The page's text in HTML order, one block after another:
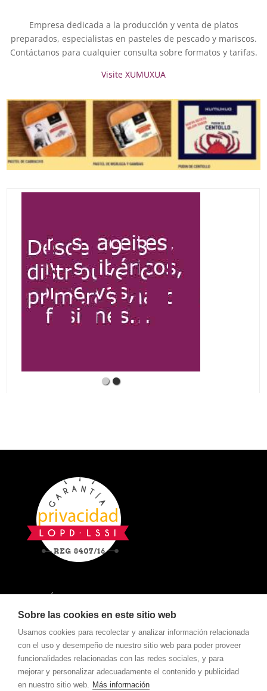
Empresa dedicada a la producción y venta de platos
preparados, especialistas en pasteles de pescado y mariscos.
Contáctanos para cualquier consulta sobre formatos y tarifas.
Visite XUMUXUA
POLÍTICA DE COOKIES
AVISO LEGAL
POLÍTICA DE PRIVACIDAD
MERKASINDO
Sobre las cookies en este sitio web
Usamos cookies para recolectar y analizar información relacionada
con el uso y desempeño de nuestro sitio web para poder proveer
funcionalidades relacionadas con las redes sociales, y para
mejorar y personalizar adecuadamente el contenido y publicidad
en nuestro sitio web. Más información